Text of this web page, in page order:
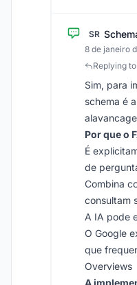
SR
8 de janeiro
Replying
Sim, para
schema é
Por que o
É
de
Combina
consultam
A IA pode
O Google
que
Overviews
A